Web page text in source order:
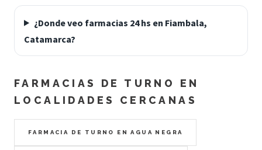
¿Donde veo farmacias 24 hs en Fiambala,
Catamarca?
FARMACIAS DE TURNO EN
LOCALIDADES CERCANAS
FARMACIA DE TURNO EN AGUA NEGRA